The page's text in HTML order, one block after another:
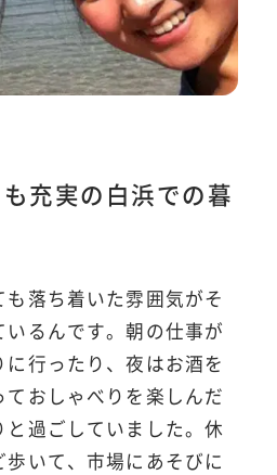
充実の白浜での暮
落ち着いた雰囲気がそ
いるんです。朝の仕事が
行ったり、夜はお酒を
おしゃべりを楽しんだ
と過ごしていました。休
いて、市場にあそびに